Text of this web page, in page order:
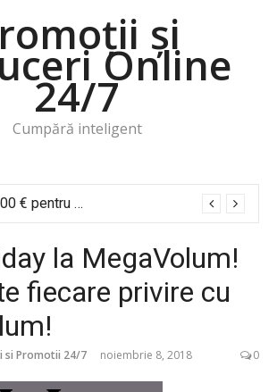
și
Online
24/7
Cumpără inteligent
Câștigă 2.000 € pentru o vacanță de cititor Cărțile te trimit în călătorie
la MegaVolum!
fiecare privire cu
si Promotii 24/7 noiembrie 8, 2018 0